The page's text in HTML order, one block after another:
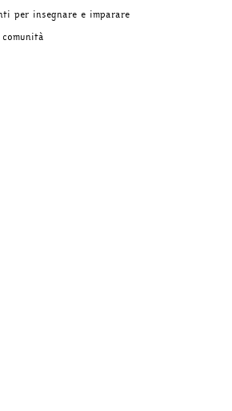
per insegnare e imparare